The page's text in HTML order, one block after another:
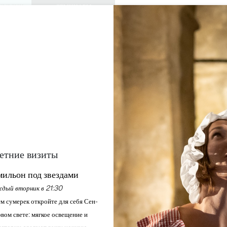
СЕМИНАРЫ
Мой
GROS MANSENG
Описание
визиты
под звездами
вторник в 21:30
сумерек откройте для себя Сен-
свете: мягкое освещение и